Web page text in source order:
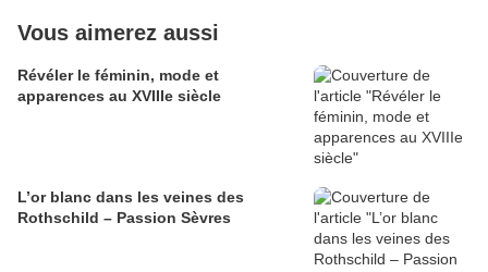
Vous aimerez aussi
​​​​​​​Révéler le féminin, mode et
apparences au XVIIIe siècle
L’or blanc dans les veines des
Rothschild – Passion Sèvres